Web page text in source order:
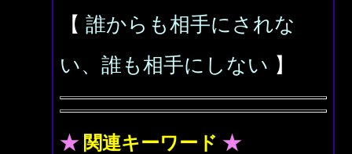
【 誰からも相手にされな
い、誰も相手にしない 】
★ 関連キーワード ★